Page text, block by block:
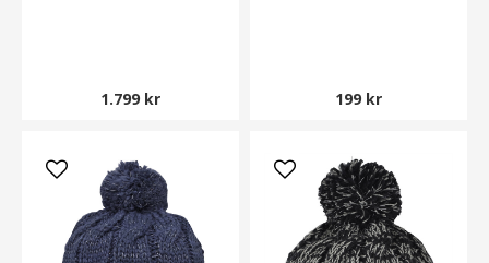
1.799 kr 199 kr